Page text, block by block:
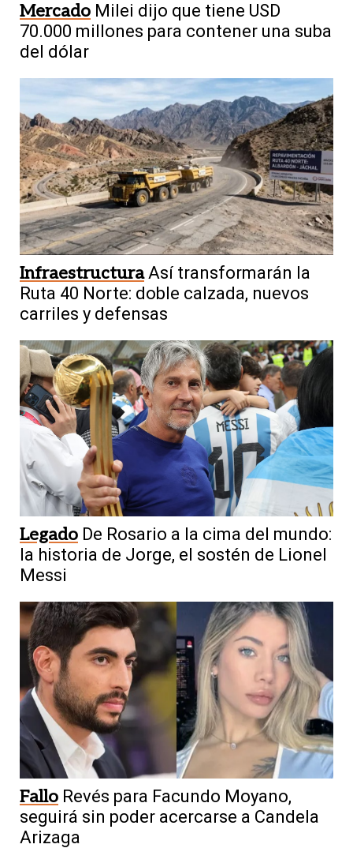
Mercado Milei dijo que tiene USD
70.000 millones para contener una suba
del dólar
Infraestructura Así transformarán la
Ruta 40 Norte: doble calzada, nuevos
carriles y defensas
Legado De Rosario a la cima del mundo:
la historia de Jorge, el sostén de Lionel
Messi
Fallo Revés para Facundo Moyano,
seguirá sin poder acercarse a Candela
Arizaga